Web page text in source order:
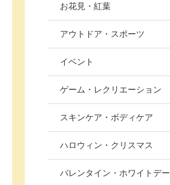
お花見・紅葉
アウトドア・スポーツ
イベント
ゲーム・レクリエーション
スキンケア・ボディケア
ハロウィン・クリスマス
バレンタイン・ホワイトデー